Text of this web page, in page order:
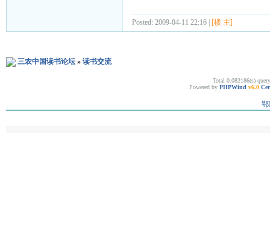
Posted: 2009-04-11 22:16 | [楼 主]
三农中国读书论坛» 读书交流
Total 0.082186(s)
Powered by PHPWind v6.0
鄂